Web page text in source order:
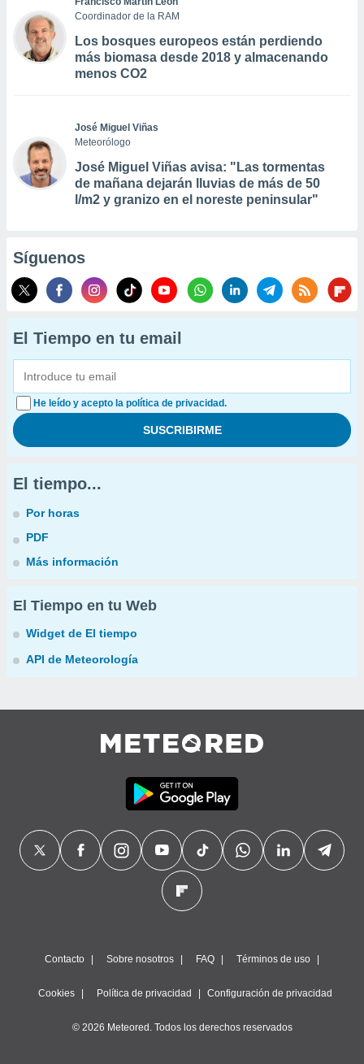
Coordinador de la RAM
Los bosques europeos están perdiendo
más biomasa desde 2018 y almacenando
menos CO2
José Miguel Viñas
Meteorólogo
José Miguel Viñas avisa: "Las tormentas
de mañana dejarán lluvias de más de 50
l/m2 y granizo en el noreste peninsular"
Síguenos
El Tiempo en tu email
He leído y acepto la política de privacidad.
El tiempo...
Por horas
PDF
Más información
El Tiempo en tu Web
Widget de El tiempo
API de Meteorología
Contacto Sobre nosotros FAQ Términos de uso
Cookies Política de privacidad Configuración de privacidad
© 2026 Meteored. Todos los derechos reservados